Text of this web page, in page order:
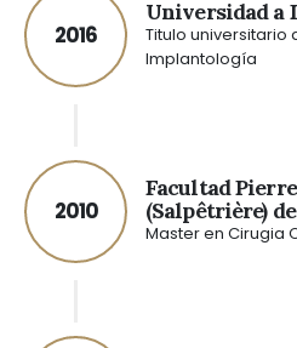
2016
Universidad a
Titulo universitario
Implantología
2010
Facultad
(Salpêtrière)
Master en Cirugia